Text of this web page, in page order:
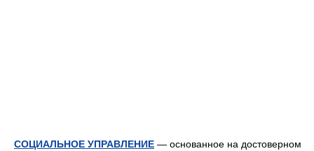
СОЦИАЛЬНОЕ УПРАВЛЕНИЕ — основанное на достоверном